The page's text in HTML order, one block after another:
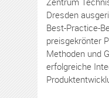
Dresden
Best-Practice-
preisgekrönter
Methoden und
erfolgreiche